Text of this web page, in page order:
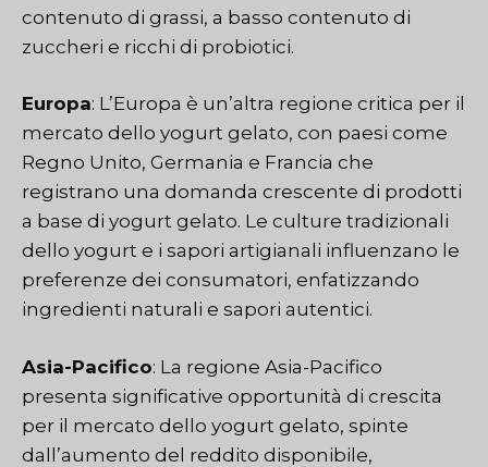
contenuto di grassi, a basso contenuto di
zuccheri e ricchi di probiotici.
Europa: L’Europa è un’altra regione critica per il
mercato dello yogurt gelato, con paesi come
Regno Unito, Germania e Francia che
registrano una domanda crescente di prodotti
a base di yogurt gelato. Le culture tradizionali
dello yogurt e i sapori artigianali influenzano le
preferenze dei consumatori, enfatizzando
ingredienti naturali e sapori autentici.
Asia-Pacifico: La regione Asia-Pacifico
presenta significative opportunità di crescita
per il mercato dello yogurt gelato, spinte
dall’aumento del reddito disponibile,